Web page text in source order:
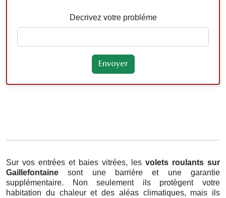
Decrivez votre probléme
Sur vos entrées et baies vitrées, les volets roulants sur
Gaillefontainesont une barrière et une garantie
supplémentaire. Non seulement ils protègent votre
habitation du chaleur et des aléas climatiques, mais ils